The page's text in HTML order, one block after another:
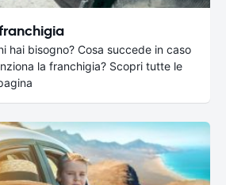
hai bisogno? Cosa succede in caso
la franchigia? Scopri tutte le